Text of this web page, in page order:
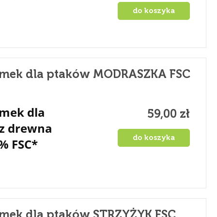
OSTATNIE SZTUKI! Doniczka z
10,00 zł
Cena regularna:13,00 zł
do koszyka
dla ptaków MODRASZKA FSC
dla
drewna
FSC*
59,00 zł
do koszyka